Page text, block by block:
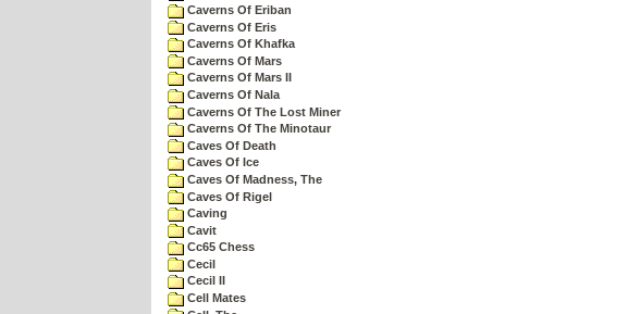
Caverns Of Eriban
Caverns Of Eris
Caverns Of Khafka
Caverns Of Mars
Caverns Of Mars II
Caverns Of Nala
Caverns Of The Lost Miner
Caverns Of The Minotaur
Caves Of Death
Caves Of Ice
Caves Of Madness, The
Caves Of Rigel
Caving
Cavit
Cc65 Chess
Cecil
Cecil II
Cell Mates